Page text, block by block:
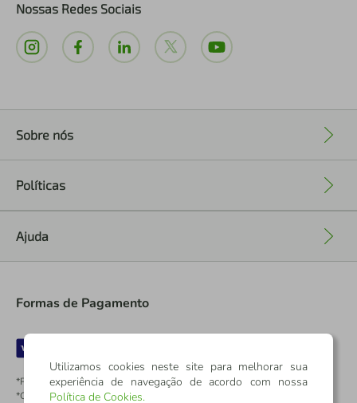
Nossas Redes Sociais
Sobre nós
Políticas
Ajuda
Formas de Pagamento
*Pontos dos Cartões Sicredi
*Cartões Sicredi
Utilizamos cookies neste site para melhorar sua
experiência de navegação de acordo com nossa
Política de Cookies.